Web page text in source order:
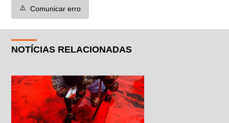
⚠️ Comunicar erro
NOTÍCIAS RELACIONADAS